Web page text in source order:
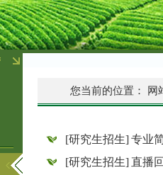
您当前的位置： 网
[研究生招生]专业
[研究生招生]直播